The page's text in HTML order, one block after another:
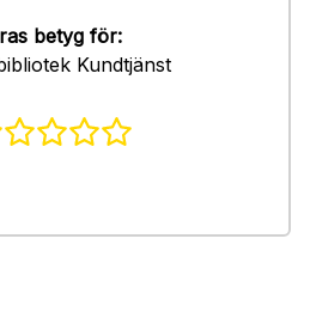
betyg för:
Kundtjänst